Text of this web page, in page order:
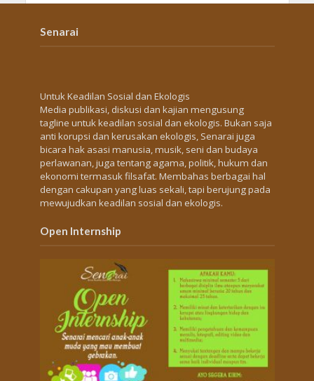
Senarai
Untuk Keadilan Sosial dan Ekologis
Media publikasi, diskusi dan kajian mengusung
tagline untuk keadilan sosial dan ekologis. Bukan saja
anti korupsi dan kerusakan ekologis, Senarai juga
bicara hak asasi manusia, musik, seni dan budaya
perlawanan, juga tentang agama, politik, hukum dan
ekonomi termasuk filsafat. Membahas berbagai hal
dengan cakupan yang luas sekali, tapi berujung pada
mewujudkan keadilan sosial dan ekologis.
Open Internship